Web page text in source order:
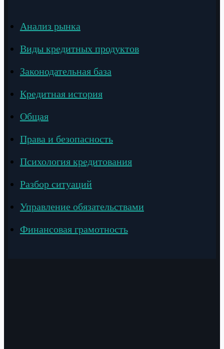
Анализ рынка
Виды кредитных продуктов
Законодательная база
Кредитная история
Общая
Права и безопасность
Психология кредитования
Разбор ситуаций
Управление обязательствами
Финансовая грамотность